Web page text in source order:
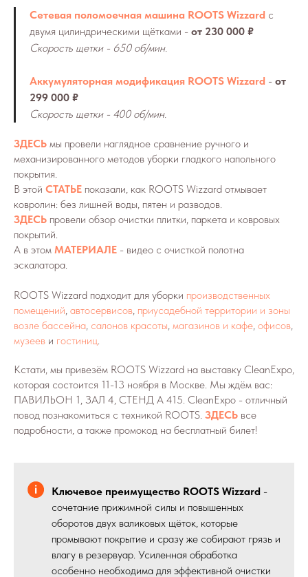
Сетевая поломоечная машина ROOTS Wizzard с
двумя цилиндрическими щётками - от 230 000 ₽
Скорость щетки - 650 об/мин.
Аккумуляторная модификация ROOTS Wizzard - от
299 000 ₽
Скорость щетки - 400 об/мин.
ЗДЕСЬ мы провели наглядное сравнение ручного и
механизированного методов уборки гладкого напольного
покрытия.
В этой СТАТЬЕ показали, как ROOTS Wizzard отмывает
ковролин: без лишней воды, пятен и разводов.
ЗДЕСЬ провели обзор очистки плитки, паркета и ковровых
покрытий.
А в этом МАТЕРИАЛЕ - видео с очисткой полотна
эскалатора.
ROOTS Wizzard подходит для уборки производственных
помещений, автосервисов, приусадебной территории и зоны
возле бассейна, салонов красоты, магазинов и кафе, офисов,
музеев и гостиниц.
Кстати, мы привезём ROOTS Wizzard на выставку CleanExpo,
которая состоится 11-13 ноября в Москве. Мы ждём вас:
ПАВИЛЬОН 1, ЗАЛ 4, СТЕНД А 415. CleanExpo - отличный
повод познакомиться с техникой ROOTS. ЗДЕСЬ все
подробности, а также промокод на бесплатный билет!
Ключевое преимущество ROOTS Wizzard -
сочетание прижимной силы и повышенных
оборотов двух валиковых щёток, которые
промывают покрытие и сразу же собирают грязь и
влагу в резервуар. Усиленная обработка
особенно необходима для эффективной очистки